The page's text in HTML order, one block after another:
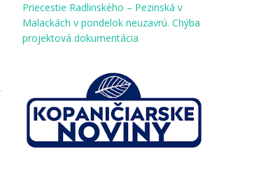
Priecestie Radlinského – Pezinská v
Malackách v pondelok neuzavrú. Chýba
projektová dokumentácia